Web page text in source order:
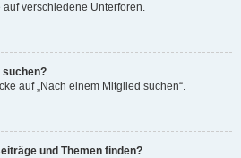
verschiedene Unterforen.
suchen?
auf „Nach einem Mitglied suchen“.
und Themen finden?